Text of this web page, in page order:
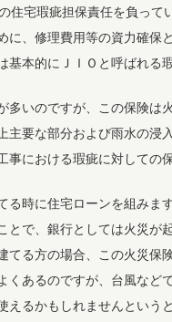
住宅瑕疵担保責任を負って
に、修理費用等の資力確保
基本的にＪＩＯと呼ばれる
多いのですが、この保険は
主要な部分および雨水の浸
事における瑕疵に対しての
る時に住宅ローンを組みま
とで、銀行としては火災が
てる方の場合、この火災保
くあるのですが、台風など
えるかもしれませんという